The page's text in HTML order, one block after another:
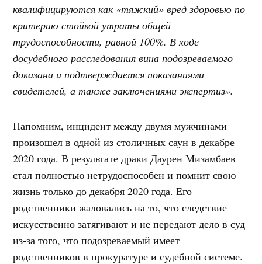
квалифицируются как «тяжкий» вред здоровью по
критерию стойкой утраты общей
трудоспособности, равной 100%. В ходе
досудебного расследования вина подозреваемого
доказана и подтверждается показаниями
свидетелей, а также заключениями экспертиз».
Напомним, инцидент между двумя мужчинами
произошел в одной из столичных саун в декабре
2020 года. В результате драки Даурен Мизамбаев
стал полностью нетрудоспособен и помнит свою
жизнь только до декабря 2020 года. Его
родственники жаловались на то, что следствие
искусственно затягивают и не передают дело в суд
из-за того, что подозреваемый имеет
родственников в прокуратуре и судебной системе.